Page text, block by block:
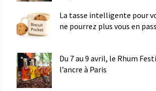
La tasse intelligente pour
ne pourrez plus vous en
Du 7 au 9 avril, le Rhum
l’ancre à Paris